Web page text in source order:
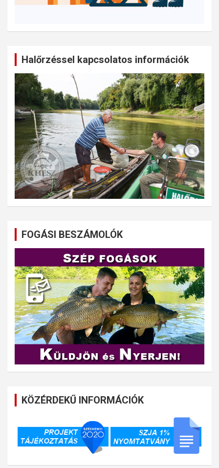
Halőrzéssel kapcsolatos információk
FOGÁSI BESZÁMOLÓK
KÖZÉRDEKŰ INFORMÁCIÓK